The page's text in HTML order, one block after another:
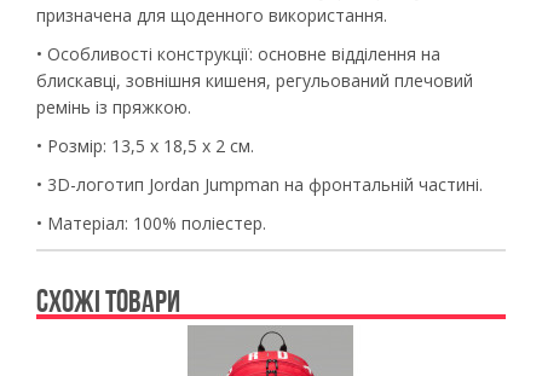
призначена для щоденного використання.
• Особливості конструкції: основне відділення на
блискавці, зовнішня кишеня, регульований плечовий
ремінь із пряжкою.
• Розмір: 13,5 x 18,5 x 2 см.
• 3D-логотип Jordan Jumpman на фронтальній частині.
• Матеріал: 100% поліестер.
СХОЖІ ТОВАРИ